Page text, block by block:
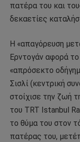
πατέρα του και
δεκαετίες
Η «απαγόρευση
Ερντογάν αφορά
«απρόσεκτο
Σισλί (κεντρική
στοίχισε την ζωή
του TRT Istanbul
το θύμα του στον
πατέρας του,